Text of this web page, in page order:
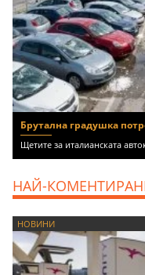
Брутална градушка
Щетите за италианската
НАЙ-
НОВИНИ